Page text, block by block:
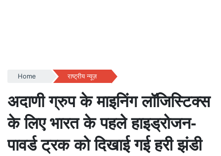
Home राष्ट्रीय न्यूज़
अदाणी ग्रुप के माइनिंग लॉजिस्टिक्स
के लिए भारत के पहले हाइड्रोजन-
पावर्ड ट्रक को दिखाई गई हरी झंडी